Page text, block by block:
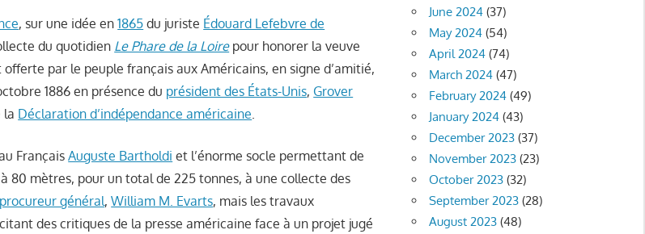
, sur une idée en1865 du juriste Édouard Lefebvre de
du quotidien Le Phare de la Loirepour honorer la veuve
par le peuple français aux Américains, en signe d’amitié,
1886 en présence du président des États-Unis, Grover
la Déclaration d’indépendance américaine.
FrançaisAuguste Bartholdi et l’énorme socle permettant de
80 mètres, pour un total de 225 tonnes, à une collecte des
procureur général,William M. Evarts, mais les travaux
des critiques de la presse américaine face à un projet jugé
June 2024 (37)
May 2024 (54)
April 2024 (74)
March 2024 (47)
February 2024 (49)
January 2024 (43)
December 2023 (37)
November 2023 (23)
October 2023 (32)
September 2023 (28)
August 2023 (48)